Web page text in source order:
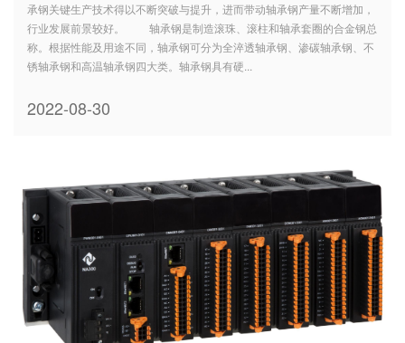
承钢关键生产技术得以不断突破与提升，进而带动轴承钢产量不断增加，
行业发展前景较好。 轴承钢是制造滚珠、滚柱和轴承套圈的合金钢总
称。根据性能及用途不同，轴承钢可分为全淬透轴承钢、渗碳轴承钢、不
锈轴承钢和高温轴承钢四大类。轴承钢具有硬...
2022-08-30